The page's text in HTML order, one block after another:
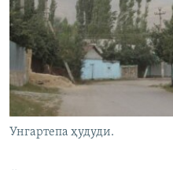
Унгартепа ҳудуди.